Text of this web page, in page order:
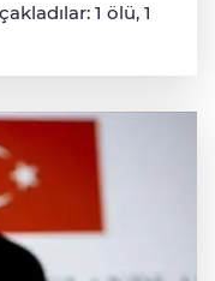
1 ölü, 1